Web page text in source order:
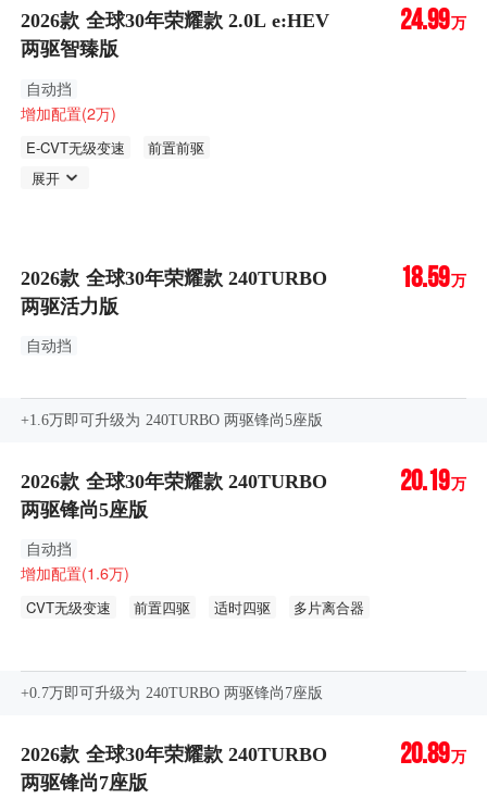
2026款 全球30年荣耀款 2.0L e:HEV
两驱智臻版
24.99万
自动挡
增加配置(2万)
E-CVT无级变速
前置前驱
展开
2026款 全球30年荣耀款 240TURBO
两驱活力版
18.59万
自动挡
+1.6万即可升级为 240TURBO 两驱锋尚5座版
2026款 全球30年荣耀款 240TURBO
两驱锋尚5座版
20.19万
自动挡
增加配置(1.6万)
CVT无级变速 前置四驱 适时四驱
多片离合器
+0.7万即可升级为 240TURBO 两驱锋尚7座版
2026款 全球30年荣耀款 240TURBO
两驱锋尚7座版
20.89万